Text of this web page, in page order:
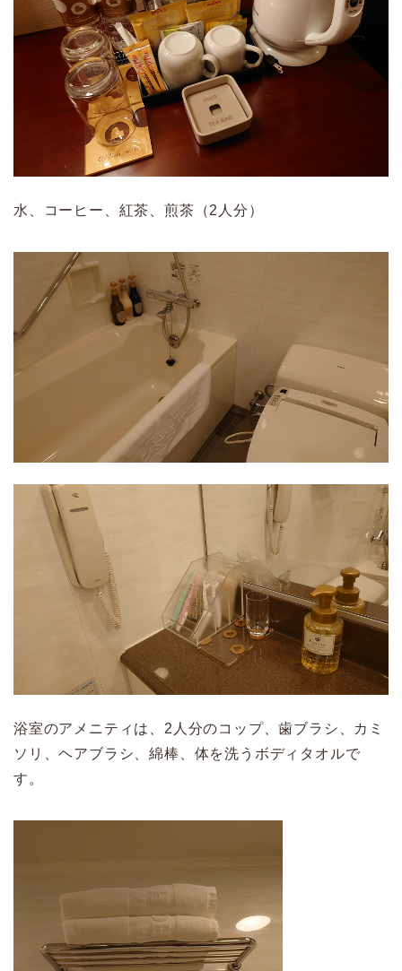
水、コーヒー、紅茶、煎茶（2人分）
浴室のアメニティは、2人分のコップ、歯ブラシ、カミ
ソリ、ヘアブラシ、綿棒、体を洗うボディタオルで
す。